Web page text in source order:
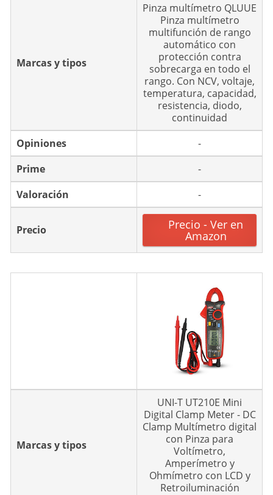
Marcas y tipos
Pinza multímetro QLUUE
Pinza multímetro
multifunción de rango
automático con
protección contra
sobrecarga en todo el
rango. Con NCV, voltaje,
temperatura, capacidad,
resistencia, diodo,
continuidad
Opiniones
-
Prime
-
Valoración
-
Precio Precio - Ver en
Amazon
Marcas y tipos
UNI-T UT210E Mini
Digital Clamp Meter - DC
Clamp Multímetro digital
con Pinza para
Voltímetro,
Amperímetro y
Ohmímetro con LCD y
Retroiluminación